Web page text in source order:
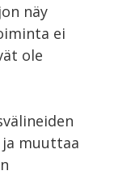
näy
ei
ole
muuttaa